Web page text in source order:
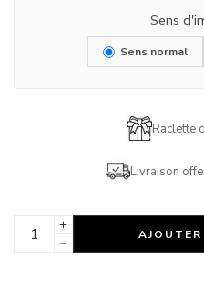
Sens
Sens normal
Raclette
Livraison